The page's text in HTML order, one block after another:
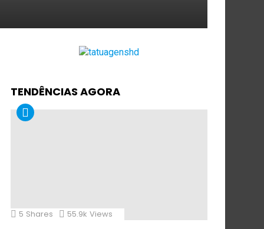
TENDÊNCIAS AGORA
5 Shares 55.9k Views